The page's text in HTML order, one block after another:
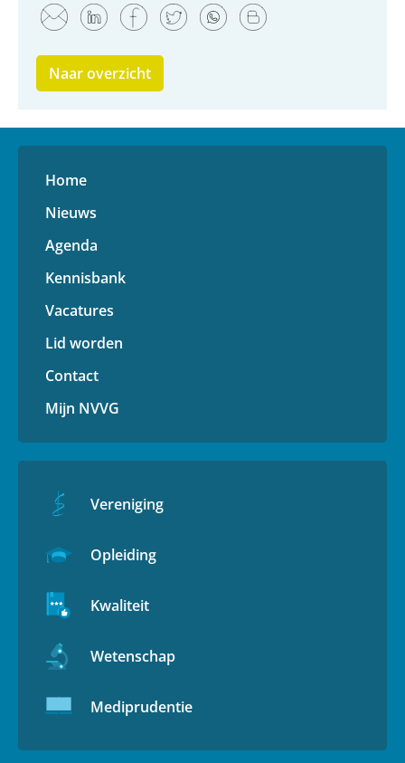
Naar overzicht
Home
Nieuws
Agenda
Kennisbank
Vacatures
Lid worden
Contact
Mijn NVVG
Vereniging
Opleiding
Kwaliteit
Wetenschap
Mediprudentie